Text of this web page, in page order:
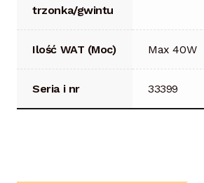
trzonka/gwintu
Ilość WAT (Moc) Max 40W
Seria i nr 33399